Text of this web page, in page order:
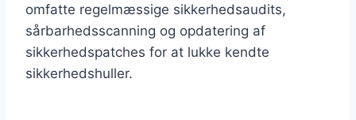
omfatte regelmæssige sikkerhedsaudits,
sårbarhedsscanning og opdatering af
sikkerhedspatches for at lukke kendte
sikkerhedshuller.